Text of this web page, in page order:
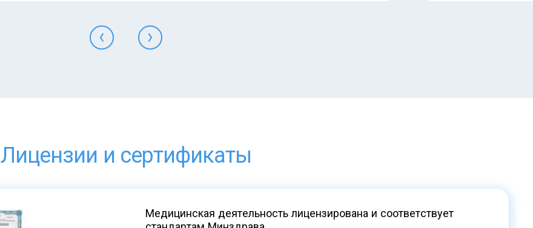
Лицензии и сертификаты
Медицинская деятельность лицензирована и соответствует